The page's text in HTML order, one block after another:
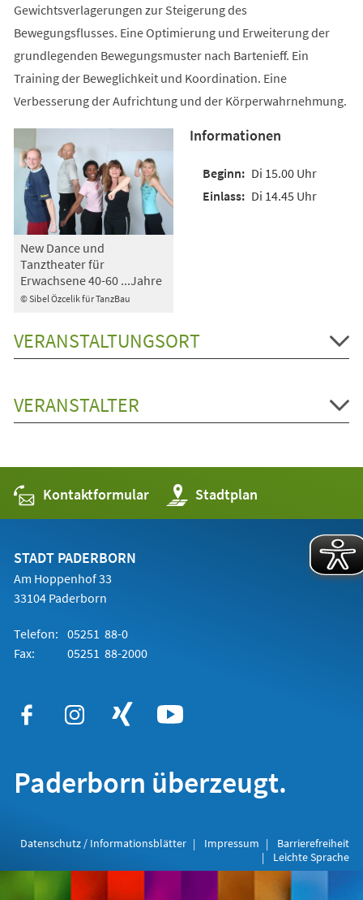
Gewichtsverlagerungen zur Steigerung des
Bewegungsflusses. Eine Optimierung und Erweiterung der
grundlegenden Bewegungsmuster nach Bartenieff. Ein
Training der Beweglichkeit und Koordination. Eine
Verbesserung der Aufrichtung und der Körperwahrnehmung.
© Sibel Özcelik für TanzBau
New Dance und
Tanztheater für
Erwachsene 40-60 ...Jahre
Informationen
Di 15.00 Uhr
Di 14.45 Uhr
VERANSTALTUNGSORT
VERANSTALTER
Kontaktformular Stadtplan
(Öffnet
in
einem
STADT PADERBORN
Am Hoppenhof 33
33104 Paderborn
Telefon: 05251 88-0
Fax:
05251 88-2000
Paderborn überzeugt.
Datenschutz / Informationsblätter Impressum
Barrierefreiheit
Leichte Sprache